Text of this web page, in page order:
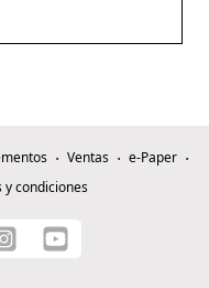
Ventas
e-Paper
y condiciones